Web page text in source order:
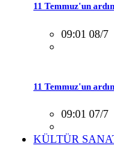
11 Temmuz'un
09:01 08/7
11 Temmuz'un
09:01 07/7
KÜLTÜR